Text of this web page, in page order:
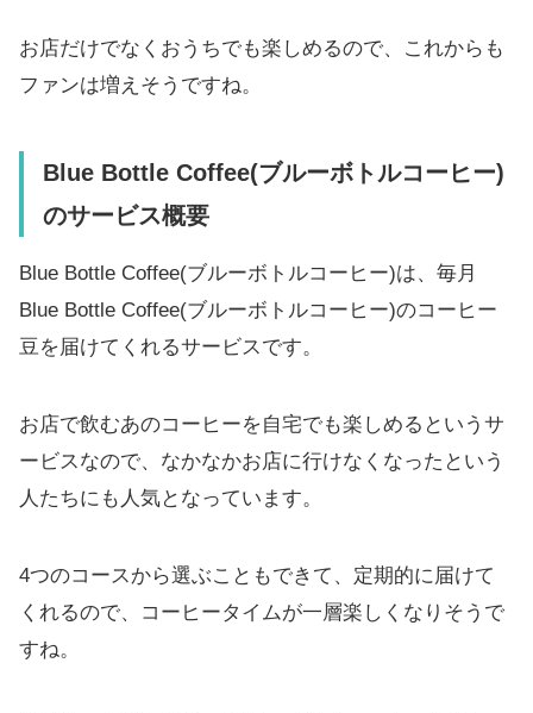
お店だけでなくおうちでも楽しめるので、これからも
ファンは増えそうですね。
Blue Bottle Coffee(ブルーボトルコーヒー)
のサービス概要
Blue Bottle Coffee(ブルーボトルコーヒー)は、毎月
Blue Bottle Coffee(ブルーボトルコーヒー)のコーヒー
豆を届けてくれるサービスです。
お店で飲むあのコーヒーを自宅でも楽しめるというサ
ービスなので、なかなかお店に行けなくなったという
人たちにも人気となっています。
4つのコースから選ぶこともできて、定期的に届けて
くれるので、コーヒータイムが一層楽しくなりそうで
すね。